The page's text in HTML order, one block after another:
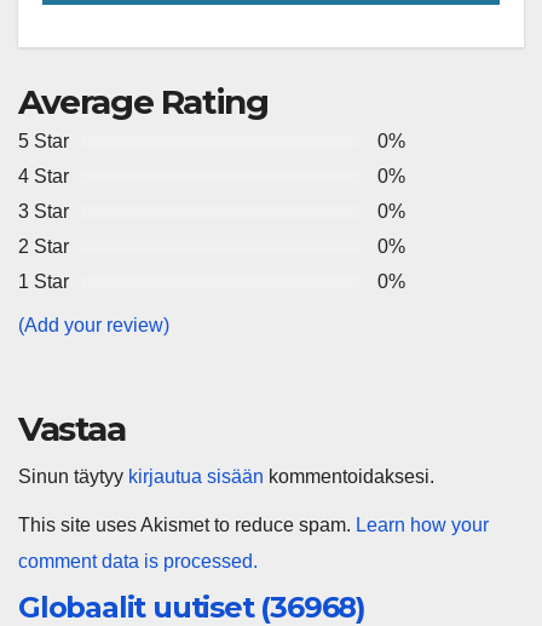
Average Rating
5 Star
0%
4 Star
0%
3 Star
0%
2 Star
0%
1 Star
0%
(Add your review)
Vastaa
Sinun täytyy kirjautua sisään kommentoidaksesi.
This site uses Akismet to reduce spam. Learn how your
comment data is processed.
Globaalit uutiset (36968)